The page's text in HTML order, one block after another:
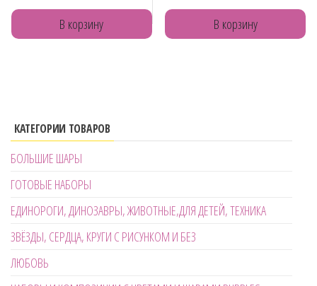
В корзину В корзину
КАТЕГОРИИ ТОВАРОВ
БОЛЬШИЕ ШАРЫ
ГОТОВЫЕ НАБОРЫ
ЕДИНОРОГИ, ДИНОЗАВРЫ, ЖИВОТНЫЕ,ДЛЯ ДЕТЕЙ, ТЕХНИКА
ЗВЁЗДЫ, СЕРДЦА, КРУГИ С РИСУНКОМ И БЕЗ
ЛЮБОВЬ